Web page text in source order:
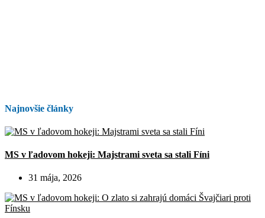
Najnovšie články
MS v ľadovom hokeji: Majstrami sveta sa stali Fíni
31 mája, 2026